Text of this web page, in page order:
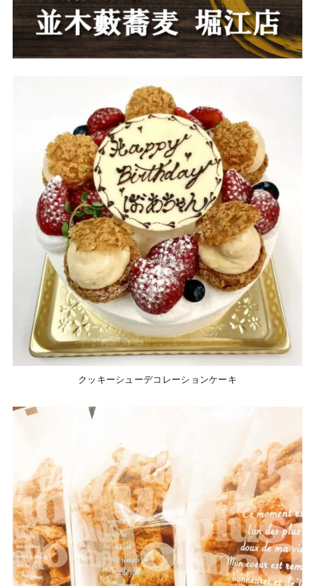
クッキーシューデコレーションケーキ